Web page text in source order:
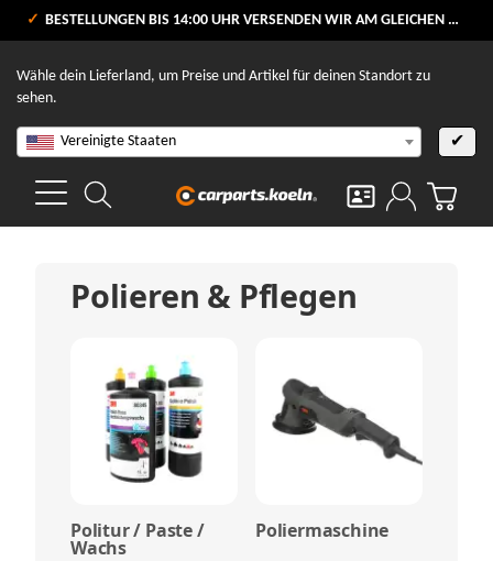
VERSANDKOSTENFREI AB 80 €
BESTELLUNGEN BIS 14:00 UHR VERSENDEN WIR AM GLEICHEN WERKTAG
Wähle dein Lieferland, um Preise und Artikel für deinen Standort zu
sehen.
Vereinigte Staaten ✔
Polieren & Pflegen
Politur / Paste /
Wachs
Poliermaschine